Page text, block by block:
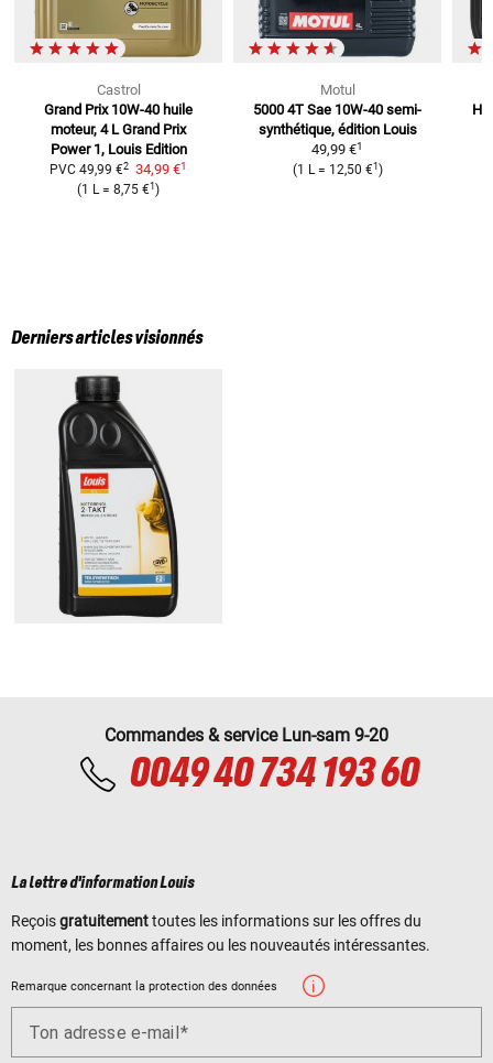
Castrol
Grand Prix 10W-40 huile
moteur, 4 L Grand Prix
Power 1, Louis Edition
PVC 49,99 €2 34,99 €1
(1 L=8,75 €1)
Motul
5000 4T Sae 10W-40 semi-
synthétique, édition Louis
49,99 €1
(1 L= 12,50 €1 )
Derniers articles visionnés
Commandes & service Lun-sam 9-20
0049 40 734 193 60
La lettre d'information Louis
Reçoisgratuitementtoutes les informations sur les offres du
moment, les bonnes affaires ou les nouveautés intéressantes.
Remarque concernant la protection des données
Ton adresse e-mail